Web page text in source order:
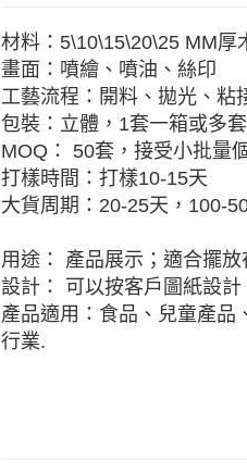
材料：5\10\15\20\25 MM厚
畫面：噴繪、噴油、絲印
工藝流程：開料、拋光、粘
包裝：立體，1套一箱或多
MOQ： 50套，接受小批量
打樣時間：打樣10-15天
大貨周期：20-25天，100-
用途： 產品展示；適合擺
設計： 可以按客戶圖紙設
產品適用：食品、兒童產品
行業.